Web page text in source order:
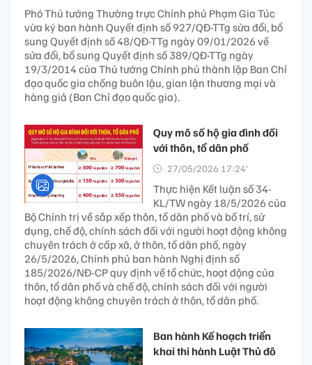
Phó Thủ tướng Thường trực Chính phủ Phạm Gia Túc
vừa ký ban hành Quyết định số 927/QĐ-TTg sửa đổi, bổ
sung Quyết định số 48/QĐ-TTg ngày 09/01/2026 về
sửa đổi, bổ sung Quyết định số 389/QĐ-TTg ngày
19/3/2014 của Thủ tướng Chính phủ thành lập Ban Chỉ
đạo quốc gia chống buôn lậu, gian lận thương mại và
hàng giả (Ban Chỉ đạo quốc gia).
Quy mô số hộ gia đình đối
với thôn, tổ dân phố
27/05/2026 17:24’
Thực hiện Kết luận số 34-
KL/TW ngày 18/5/2026 của
Bộ Chính trị về sắp xếp thôn, tổ dân phố và bố trí, sử
dụng, chế độ, chính sách đối với người hoạt động không
chuyên trách ở cấp xã, ở thôn, tổ dân phố, ngày
26/5/2026, Chính phủ ban hành Nghị định số
185/2026/NĐ-CP quy định về tổ chức, hoạt động của
thôn, tổ dân phố và chế độ, chính sách đối với người
hoạt động không chuyên trách ở thôn, tổ dân phố.
Ban hành Kế hoạch triển
khai thi hành Luật Thủ đô